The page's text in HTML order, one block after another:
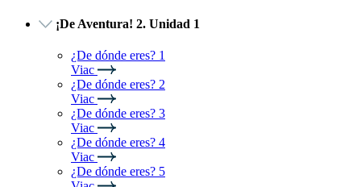
¡De Aventura! 2. Unidad 1
¿De dónde eres? 1
Viac
¿De dónde eres? 2
Viac
¿De dónde eres? 3
Viac
¿De dónde eres? 4
Viac
¿De dónde eres? 5